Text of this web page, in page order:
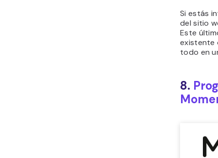
Si estás
del sitio
Este
existente
todo en
8.